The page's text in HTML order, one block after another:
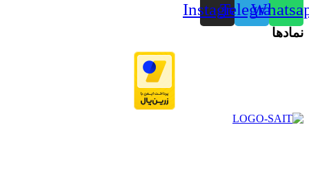
Telegram
Instagram
نمادها